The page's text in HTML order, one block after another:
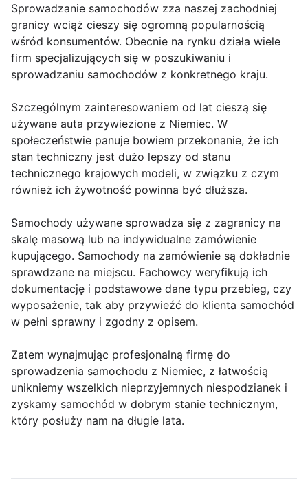
Sprowadzanie samochodów zza naszej zachodniej
granicy wciąż cieszy się ogromną popularnością
wśród konsumentów. Obecnie na rynku działa wiele
firm specjalizujących się w poszukiwaniu i
sprowadzaniu samochodów z konkretnego kraju.
Szczególnym zainteresowaniem od lat cieszą się
używane auta przywiezione z Niemiec. W
społeczeństwie panuje bowiem przekonanie, że ich
stan techniczny jest dużo lepszy od stanu
technicznego krajowych modeli, w związku z czym
również ich żywotność powinna być dłuższa.
Samochody używane sprowadza się z zagranicy na
skalę masową lub na indywidualne zamówienie
kupującego. Samochody na zamówienie są dokładnie
sprawdzane na miejscu. Fachowcy weryfikują ich
dokumentację i podstawowe dane typu przebieg, czy
wyposażenie, tak aby przywieźć do klienta samochód
w pełni sprawny i zgodny z opisem.
Zatem wynajmując profesjonalną firmę do
sprowadzenia samochodu z Niemiec, z łatwością
unikniemy wszelkich nieprzyjemnych niespodzianek i
zyskamy samochód w dobrym stanie technicznym,
który posłuży nam na długie lata.